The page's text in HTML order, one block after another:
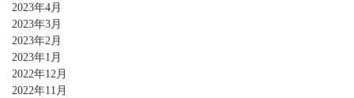
2023年4月
2023年3月
2023年2月
2023年1月
2022年12月
2022年11月